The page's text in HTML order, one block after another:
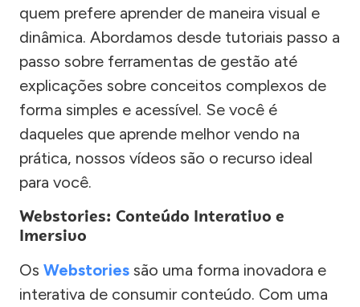
quem prefere aprender de maneira visual e
dinâmica. Abordamos desde tutoriais passo a
passo sobre ferramentas de gestão até
explicações sobre conceitos complexos de
forma simples e acessível. Se você é
daqueles que aprende melhor vendo na
prática, nossos vídeos são o recurso ideal
para você.
Webstories: Conteúdo Interativo e
Imersivo
Os Webstories são uma forma inovadora e
interativa de consumir conteúdo. Com uma